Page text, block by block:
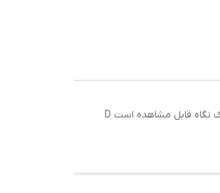
ظرفیت: 1.2 لیتر طراحی فوق العاده سبک 2 در 1 قدرت مکش قدرتمند سیستم فیلتراسیون کارآمد مناسب برای چندین سناریو تمیز کردن گرد و غبار و زباله در یک نگاه قابل مشاهده است ‏D